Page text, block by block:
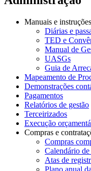
Manuais e instruções
Diárias e
TED e
Manual de
UASGs
Guia de
Mapeamento de
Demonstrações
Pagamentos
Relatórios de gestão
Terceirizados
Execução
Compras e
Compras
Calendário
Atas de
Plano anual